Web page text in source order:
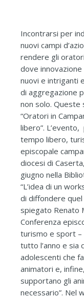
Incontrarsi per
nuovi campi
rendere gli
dove
nuovi e intriganti
di aggregazione
non solo. Queste
“Oratori in
libero”.
tempo libero,
episcopale
diocesi di
giugno nella
“L’idea di un
di diffondere
spiegato Renato
Conferenza
turismo e sport –
tutto l’anno e sia
adolescenti che
animatori e,
supportano gli
necessario”. Nel